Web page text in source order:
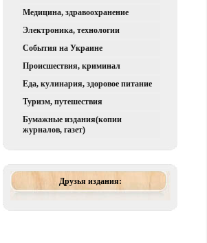
Медицина, здравоохранение
Электроника, технологии
События на Украине
Происшествия, криминал
Еда, кулинария, здоровое питание
Туризм, путешествия
Бумажные издания(копии
журналов, газет)
Друзья издания: